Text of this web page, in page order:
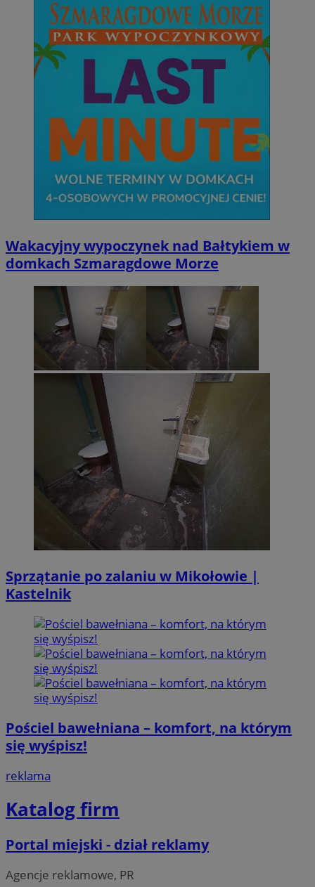
Wakacyjny wypoczynek nad Bałtykiem w
domkach Szmaragdowe Morze
Sprzątanie po zalaniu w Mikołowie |
Kastelnik
Pościel bawełniana – komfort, na którym
się wyśpisz!
reklama
Katalog firm
Portal miejski - dział reklamy
Agencje reklamowe, PR